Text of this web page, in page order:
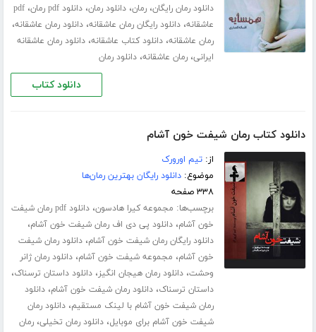
دانلود رمان رایگان،رمان،دانلود رمان،دانلود pdf رمان ،pdf
عاشقانه،دانلود رایگان رمان عاشقانه،دانلود رمان عاشقانه،
رمان عاشقانه،دانلود کتاب عاشقانه،دانلود رمان عاشقانه
ایرانی،رمان عاشقانه،دانلود رمان
دانلود کتاب
دانلود کتاب رمان شیفت خون آشام
از:تیم اورورک
موضوع:دانلود رایگان بهترین رمان‌ها
۳۳۸ صفحه
برچسب‌ها: مجموعه کیرا هادسون،
دانلود pdf رمان شیفت
خون آشام،دانلود پی دی اف رمان شیفت خون آشام،
دانلود رایگان رمان شیفت خون آشام،دانلود رمان شیفت
خون آشام، مجموعه شیفت خون آشام،دانلود رمان ژانر
وحشت،دانلود رمان هیجان انگیز،دانلود داستان ترسناک،
داستان ترسناک،دانلود رمان شیفت خون آشام،دانلود
رمان شیفت خون آشام با لینک مستقیم،دانلود رمان
شیفت خون آشام برای موبایل،دانلود رمان تخیلی،رمان